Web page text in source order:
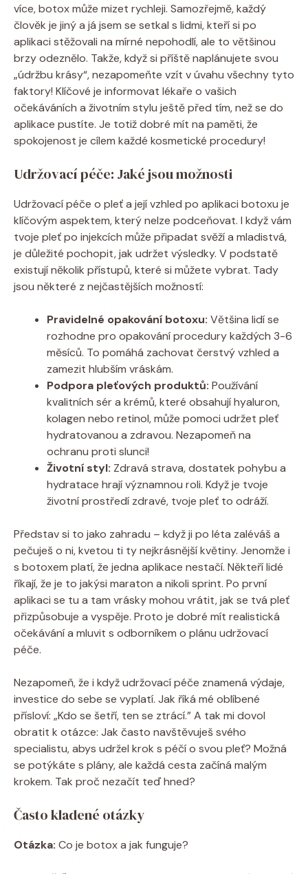
více, botox může mizet rychleji. Samozřejmě, každý
člověk je jiný a já jsem se setkal⁣ s lidmi, kteří‍ si po
aplikaci stěžovali na mírné nepohodlí, ale to většinou
brzy ​odeznělo. Takže, ‍když⁤ si ⁢příště ⁤naplánujete svou⁣
„údržbu krásy“, nezapomeňte vzít v‍ úvahu všechny tyto
faktory! Klíčové ​je informovat lékaře o vašich
očekáváních‌ a ⁢životním stylu ještě před tím, než se do
aplikace pustíte. Je totiž dobré mít na paměti, ​že
spokojenost je cílem každé kosmetické procedury!
Udržovací péče: Jaké jsou ‌možnosti
Udržovací péče o pleť a její vzhled po aplikaci botoxu je
klíčovým aspektem, který nelze podceňovat. I když vám
tvoje pleť po injekcích může⁢ připadat svěží a ‌mladistvá,
je důležité pochopit, jak udržet výsledky. V podstatě
existují několik přístupů, které​ si můžete vybrat. ‌Tady
jsou některé z nejčastějších možností:
Pravidelné opakování botoxu: Většina lidí ⁤se
rozhodne pro opakování ⁣procedury každých 3-6
měsíců. To pomáhá zachovat čerstvý vzhled a
‌zamezit hlubším vráskám.
Podpora pleťových produktů: Používání
kvalitních sér‌ a krémů, které obsahují hyaluron,
kolagen nebo ‌retinol, může pomoci udržet pleť
hydratovanou ⁢a zdravou. Nezapomeň na
ochranu proti slunci!
Životní‌ styl: Zdravá strava, dostatek pohybu a
hydratace hrají významnou roli. Když je tvoje
životní‌ prostředí zdravé, tvoje pleť to odráží.
Představ si to jako zahradu – když ji po‍ léta zaléváš a
pečuješ ‍o ni, kvetou ti ty ⁤nejkrásnější květiny. Jenomže i
s botoxem platí, že jedna aplikace nestačí. Někteří lidé
říkají, že je to jakýsi ⁤maraton​ a nikoli ​sprint. Po první
aplikaci se ⁤tu⁣ a tam vrásky mohou vrátit, ‍jak se tvá pleť
přizpůsobuje a vyspěje. Proto je dobré mít realistická
‌očekávání a‍ mluvit‌ s odborníkem o plánu udržovací
péče.
Nezapomeň, že i když udržovací péče znamená výdaje,
investice do sebe se vyplatí. Jak říká mé oblíbené
přísloví: „Kdo se šetří, ten ‍se ztrácí.” A tak mi dovol
obratit k otázce: Jak často navštěvuješ svého
specialistu, abys udržel krok s péčí o svou pleť? Možná
se‍ potýkáte s plány, ale každá cesta začíná malým
krokem. ‍Tak proč ​nezačít teď hned?
Často kladené otázky
Otázka: Co je botox a⁣ jak funguje?